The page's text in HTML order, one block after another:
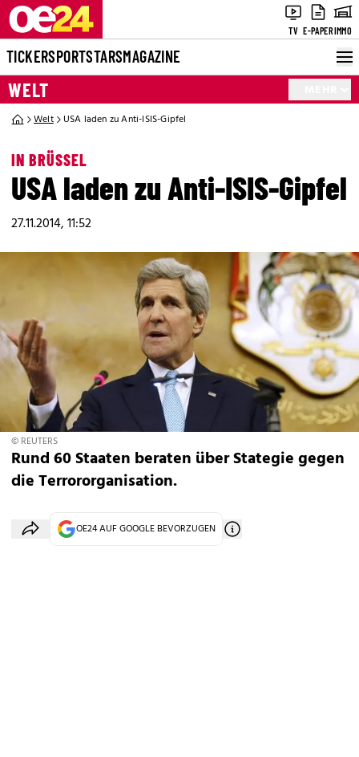
TV E-PAPERIMMO
TICKERSPORTSTARSMAGAZINE
WELT
Welt USA laden zu Anti-ISIS-Gipfel
IN BRÜSSEL
USA laden zu Anti-ISIS-Gipfel
27.11.2014, 11:52
© REUTERS
Rund 60 Staaten beraten über Stategie gegen
die Terrororganisation.
OE24 AUF GOOGLE BEVORZUGEN